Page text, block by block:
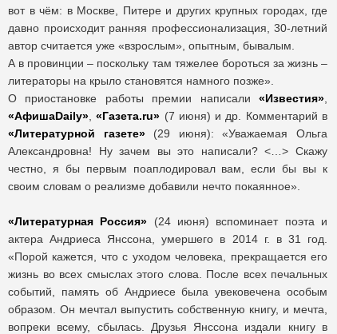
вот в чём: в Москве, Питере и других крупных городах, где
давно происходит ранняя профессионализация, 30-летний
автор считается уже «взрослым», опытным, бывалым.
А в провинции – поскольку там тяжелее бороться за жизнь –
литераторы на крыло становятся намного позже».
О приостановке работы премии написали «Известия»
«АфишаDaily» ,«Газета.ru» (7 июня) и др. Комментарий в
«Литературной газете»(29 июня): «Уважаемая Ольга
Александровна! Ну зачем вы это написали? <…> Скажу
честно, я бы первым поаплодировал вам, если бы вы к
своим словам о реализме добавили нечто покаянное».
«Литературная Россия» (24 июня) вспоминает поэта и
актера Андриеса Янссона, умершего в 2014 г. в 31 год.
«Порой кажется, что с уходом человека, прекращается его
жизнь во всех смыслах этого слова. После всех печальных
событий, память об Андриесе была увековечена особым
образом. Он мечтал выпустить собственную книгу, и мечта,
вопреки всему, сбылась. Друзья Янссона издали книгу в